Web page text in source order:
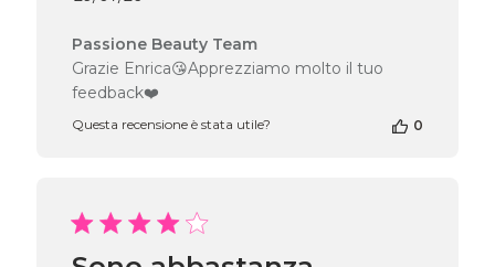
pubblicazione
Commenti
del
negozio
Passione Beauty Team
Grazie Enrica😘Apprezziamo molto il tuo
feedback❤️
Questa recensione è stata utile? 0